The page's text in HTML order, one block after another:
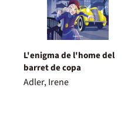
L'enigma de l'home del
barret de copa
Adler, Irene